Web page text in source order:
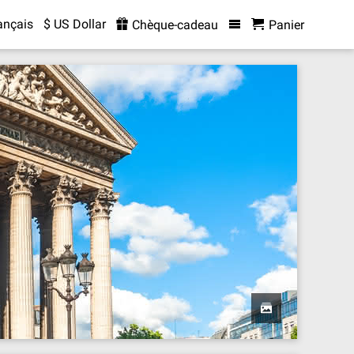
$ US Dollar Chèque-cadeau Panier